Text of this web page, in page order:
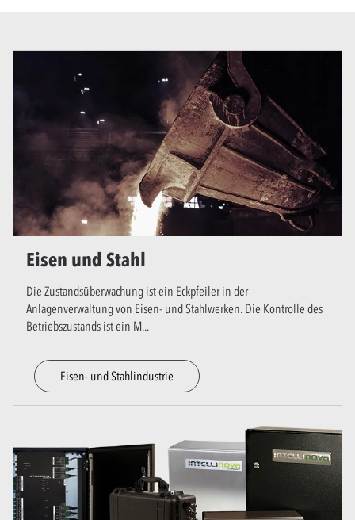
Eisen und Stahl
Die Zustandsüberwachung ist ein Eckpfeiler in der
Anlagenverwaltung von Eisen- und Stahlwerken. Die Kontrolle des
Betriebszustands ist ein M...
Eisen- und Stahlindustrie